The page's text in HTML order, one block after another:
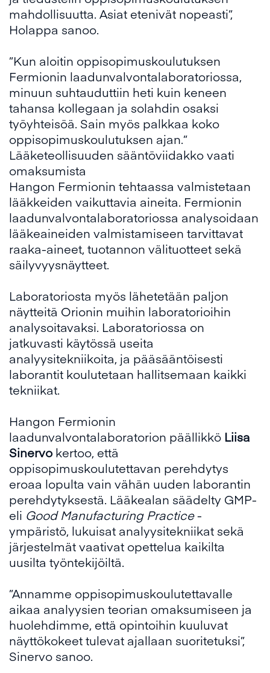
mahdollisuutta. Asiat etenivät nopeasti”,
Holappa sanoo.
”Kun aloitin oppisopimuskoulutuksen
Fermionin laadunvalvontalaboratoriossa,
minuun suhtauduttiin heti kuin keneen
tahansa kollegaan ja solahdin osaksi
työyhteisöä. Sain myös palkkaa koko
oppisopimuskoulutuksen ajan.”
Lääketeollisuuden sääntöviidakko vaati
omaksumista
Hangon Fermionin tehtaassa valmistetaan
lääkkeiden vaikuttavia aineita. Fermionin
laadunvalvontalaboratoriossa analysoidaan
lääkeaineiden valmistamiseen tarvittavat
raaka-aineet, tuotannon välituotteet sekä
säilyvyysnäytteet.
Laboratoriosta myös lähetetään paljon
näytteitä Orionin muihin laboratorioihin
analysoitavaksi. Laboratoriossa on
jatkuvasti käytössä useita
analyysitekniikoita, ja pääsääntöisesti
laborantit koulutetaan hallitsemaan kaikki
tekniikat.
Hangon Fermionin
laadunvalvontalaboratorion päällikkö Liisa
Sinervokertoo, että
oppisopimuskoulutettavan perehdytys
eroaa lopulta vain vähän uuden laborantin
perehdytyksestä. Lääkealan säädelty GMP-
eli Good Manufacturing Practice-
ympäristö, lukuisat analyysitekniikat sekä
järjestelmät vaativat opettelua kaikilta
uusilta työntekijöiltä.
”Annamme oppisopimuskoulutettavalle
aikaa analyysien teorian omaksumiseen ja
huolehdimme, että opintoihin kuuluvat
näyttökokeet tulevat ajallaan suoritetuksi”,
Sinervo sanoo.